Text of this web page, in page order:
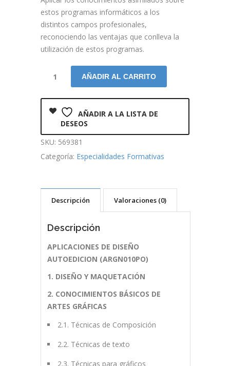
estos programas informáticos a los
distintos campos profesionales,
reconociendo las ventajas que conlleva la
utilización de estos programas.
AÑADIR AL CARRITO
AÑADIR A LA LISTA DE
DESEOS
SKU: 569381
Categoría: Especialidades Formativas
Descripción Valoraciones (0)
Descripción
APLICACIONES DE DISEÑO
AUTOEDICION (ARGN010PO)
1. DISEÑO Y MAQUETACIÓN
2. CONOCIMIENTOS BÁSICOS DE
ARTES GRÁFICAS
2.1. Técnicas de Composición
2.2. Técnicas de texto
2.3. Técnicas para gráficos